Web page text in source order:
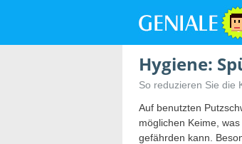
Hygiene:
So reduzieren Sie die
Auf benutzten
möglichen Keime,
gefährden kann.